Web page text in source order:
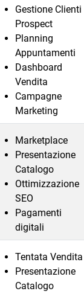
Gestione Clienti
Prospect
Planning
Appuntamenti
Dashboard
Vendita
Campagne
Marketing
Marketplace
Presentazione
Catalogo
Ottimizzazione
SEO
Pagamenti
digitali
Tentata Vendita
Presentazione
Catalogo